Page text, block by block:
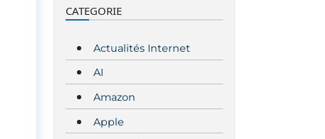
CATEGORIE
Actualités Internet
AI
Amazon
Apple